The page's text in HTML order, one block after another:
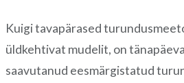
Kuigi tavapärased
üldkehtivat mudelit, on
saavutanud eesmärgistatud